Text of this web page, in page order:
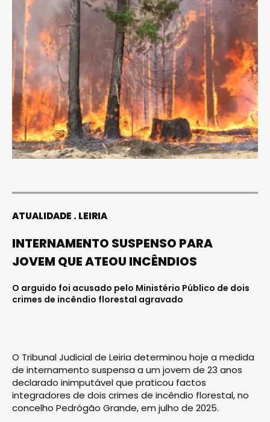
ATUALIDADE LEIRIA
INTERNAMENTO SUSPENSO PARA
JOVEM QUE ATEOU INCÊNDIOS
O arguido foi acusado pelo Ministério Público de dois
crimes de incêndio florestal agravado
O Tribunal Judicial de Leiria determinou hoje a medida
de internamento suspensa a um jovem de 23 anos
declarado inimputável que praticou factos
integradores de dois crimes de incêndio florestal, no
concelho Pedrógão Grande, em julho de 2025.